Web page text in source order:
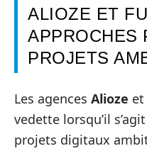
ALIOZE ET
APPROCHES
PROJETS
Les agences Alioze et
vedette lorsqu’il
projets digitaux